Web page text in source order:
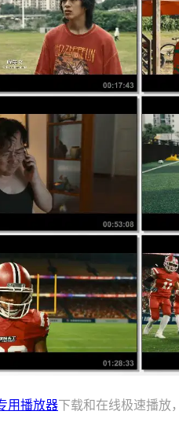
用播放器下载和在线极速播放